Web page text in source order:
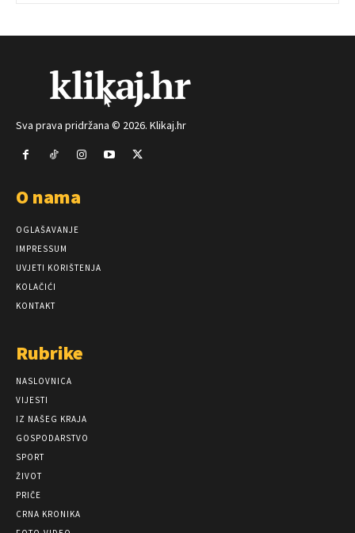
Sva prava pridržana © 2026. Klikaj.hr
O nama
OGLAŠAVANJE
IMPRESSUM
UVJETI KORIŠTENJA
KOLAČIĆI
KONTAKT
Rubrike
NASLOVNICA
VIJESTI
IZ NAŠEG KRAJA
GOSPODARSTVO
SPORT
ŽIVOT
PRIČE
CRNA KRONIKA